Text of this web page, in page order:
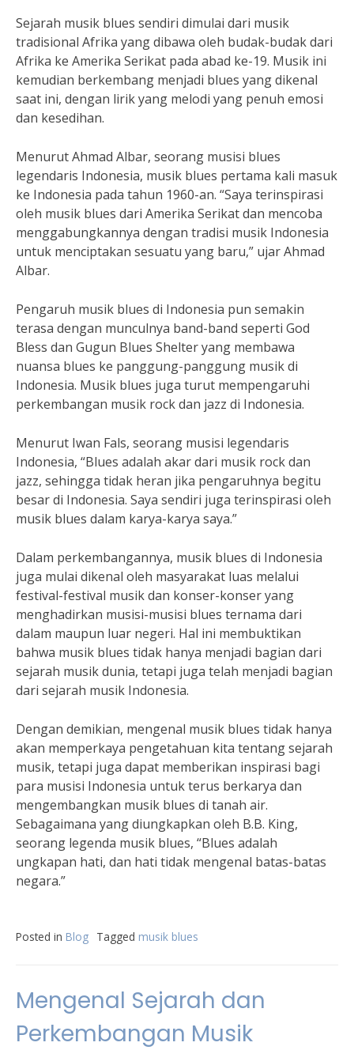
Sejarah musik blues sendiri dimulai dari musik
tradisional Afrika yang dibawa oleh budak-budak dari
Afrika ke Amerika Serikat pada abad ke-19. Musik ini
kemudian berkembang menjadi blues yang dikenal
saat ini, dengan lirik yang melodi yang penuh emosi
dan kesedihan.
Menurut Ahmad Albar, seorang musisi blues
legendaris Indonesia, musik blues pertama kali masuk
ke Indonesia pada tahun 1960-an. “Saya terinspirasi
oleh musik blues dari Amerika Serikat dan mencoba
menggabungkannya dengan tradisi musik Indonesia
untuk menciptakan sesuatu yang baru,” ujar Ahmad
Albar.
Pengaruh musik blues di Indonesia pun semakin
terasa dengan munculnya band-band seperti God
Bless dan Gugun Blues Shelter yang membawa
nuansa blues ke panggung-panggung musik di
Indonesia. Musik blues juga turut mempengaruhi
perkembangan musik rock dan jazz di Indonesia.
Menurut Iwan Fals, seorang musisi legendaris
Indonesia, “Blues adalah akar dari musik rock dan
jazz, sehingga tidak heran jika pengaruhnya begitu
besar di Indonesia. Saya sendiri juga terinspirasi oleh
musik blues dalam karya-karya saya.”
Dalam perkembangannya, musik blues di Indonesia
juga mulai dikenal oleh masyarakat luas melalui
festival-festival musik dan konser-konser yang
menghadirkan musisi-musisi blues ternama dari
dalam maupun luar negeri. Hal ini membuktikan
bahwa musik blues tidak hanya menjadi bagian dari
sejarah musik dunia, tetapi juga telah menjadi bagian
dari sejarah musik Indonesia.
Dengan demikian, mengenal musik blues tidak hanya
akan memperkaya pengetahuan kita tentang sejarah
musik, tetapi juga dapat memberikan inspirasi bagi
para musisi Indonesia untuk terus berkarya dan
mengembangkan musik blues di tanah air.
Sebagaimana yang diungkapkan oleh B.B. King,
seorang legenda musik blues, “Blues adalah
ungkapan hati, dan hati tidak mengenal batas-batas
negara.”
Posted in Blog Tagged musik blues
Mengenal Sejarah dan
Perkembangan Musik